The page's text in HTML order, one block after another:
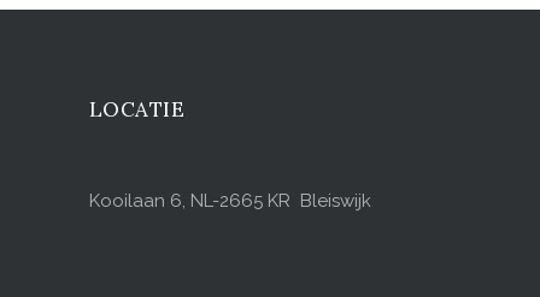
LOCATIE
Kooilaan 6, NL-2665 KR Bleiswijk